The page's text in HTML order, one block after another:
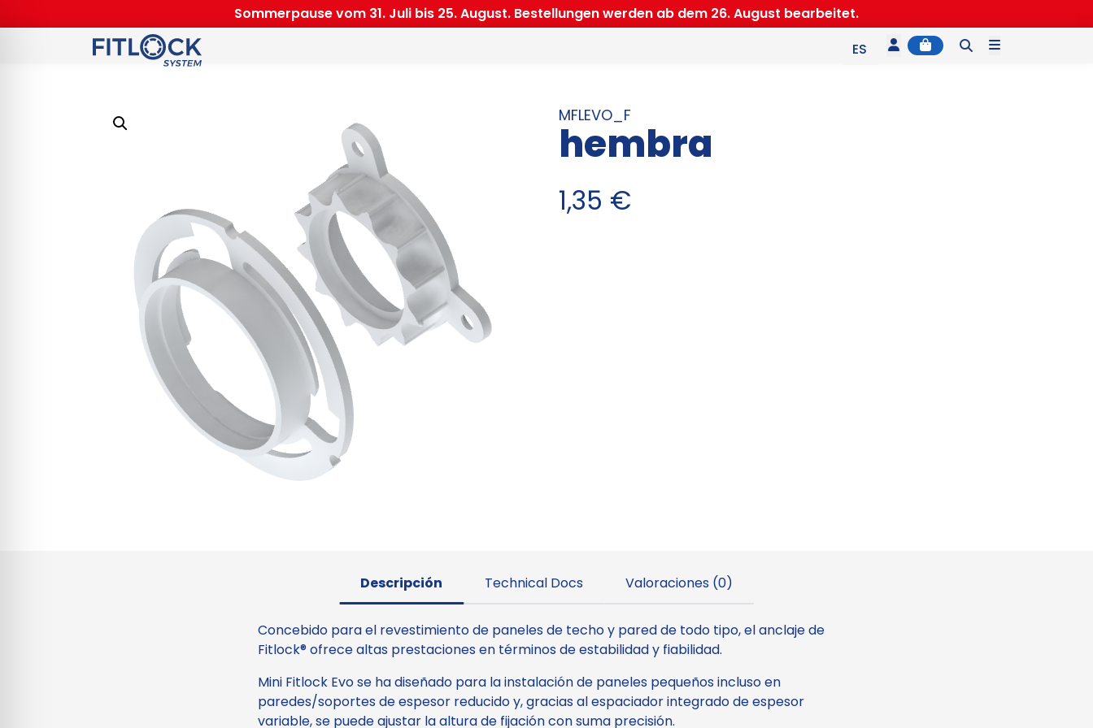
Sommerpause vom 31. Juli bis 25. August. Bestellungen werden ab dem 26. August bearbeitet.
ES Account
Cart Menu
MFLEVO_F
hembra
1,35 €
Descripción Valoraciones (0)
Technical Docs
Concebido para el revestimiento de paneles de techo y pared de todo tipo, el anclaje de
Fitlock® ofrece altas prestaciones en términos de estabilidad y fiabilidad.
Mini Fitlock Evo se ha diseñado para la instalación de paneles pequeños incluso en
paredes/soportes de espesor reducido y, gracias al espaciador integrado de espesor
variable, se puede ajustar la altura de fijación con suma precisión.